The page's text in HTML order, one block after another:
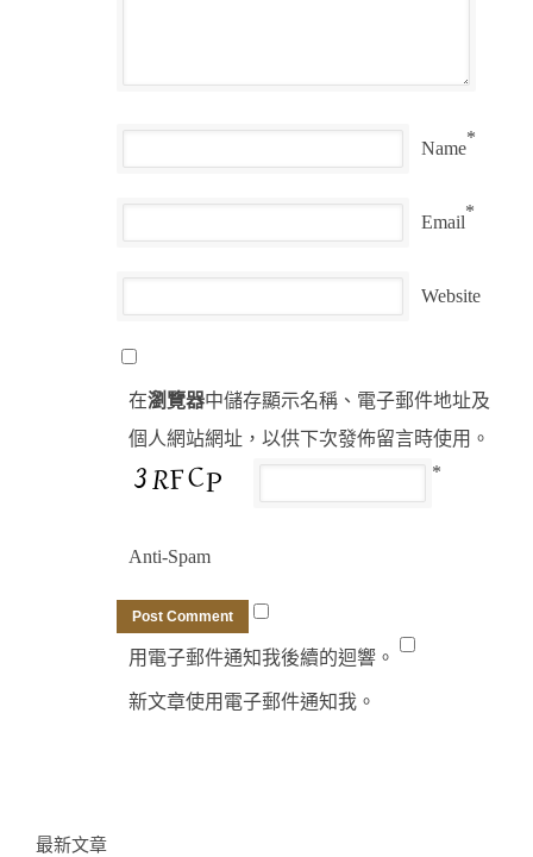
Name
*
Email
*
Website
在瀏覽器中儲存顯示名稱、電子郵件地址及
個人網站網址，以供下次發佈留言時使用。
Anti-Spam
*
用電子郵件通知我後續的迴響。
新文章使用電子郵件通知我。
最新文章